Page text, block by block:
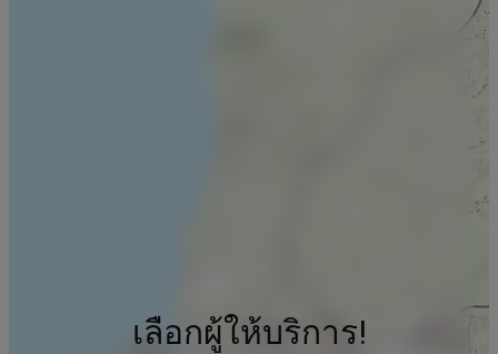
เลือกผู้ให้บริการ!